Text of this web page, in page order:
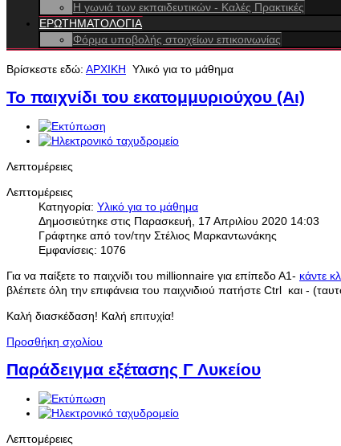
Η γωνιά των εκπαιδευτικών - Καλές Πρακτικές
ΕΡΩΤΗΜΑΤΟΛΟΓΙΑ
Φόρμα υποβολής στοιχείων επικοινωνίας
Βρίσκεστε εδώ: ΑΡΧΙΚΗ Yλικό για το μάθημα
Το παιχνίδι του εκατομμυριούχου (Αι)
Λεπτομέρειες
Λεπτομέρειες
Κατηγορία: Yλικό για το μάθημα
Δημοσιεύτηκε στις Παρασκευή, 17 Απριλίου 2020 14:03
Γράφτηκε από τον/την Στέλιος Μαρκαντωνάκης
Εμφανίσεις: 1076
Για να παίξετε το παιχνίδι του millionnaire για επίπεδο Α1- κάντε
βλέπετε όλη την επιφάνεια του παιχνιδιού πατήστε Ctrl και -
Καλή διασκέδαση! Καλή επιτυχία!
Προσθήκη σχολίου
Παράδειγμα εξέτασης Γ Λυκείου
Λεπτομέρειες